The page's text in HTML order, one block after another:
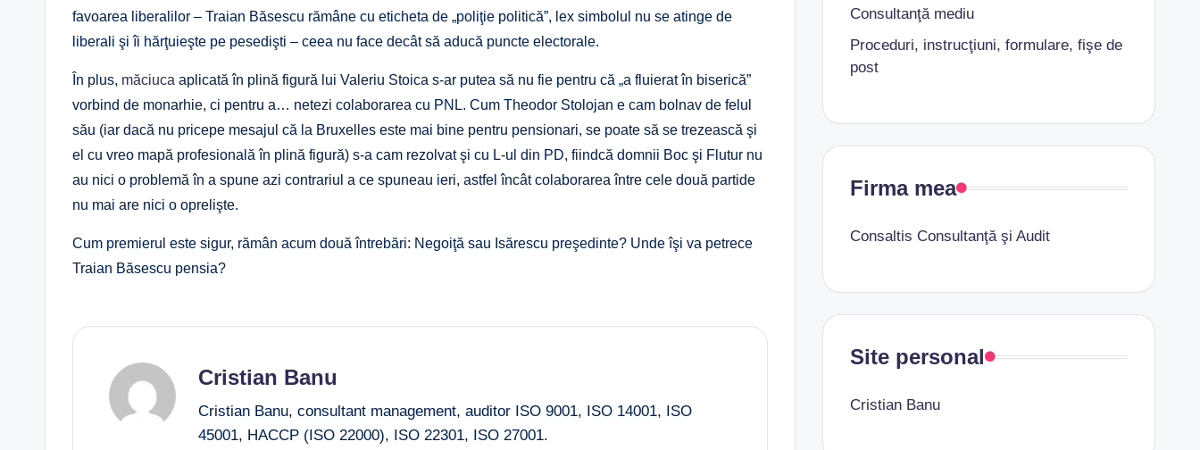
favoarea liberalilor – Traian Băsescu rămâne cu eticheta de „poliţie politică”, lex simbolul nu se atinge de
liberali şi îi hărţuieşte pe pesedişti – ceea nu face decât să aducă puncte electorale.
În plus, măciuca aplicată în plină figură lui Valeriu Stoica s-ar putea să nu fie pentru că „a fluierat în biserică”
vorbind de monarhie, ci pentru a… netezi colaborarea cu PNL. Cum Theodor Stolojan e cam bolnav de felul
său (iar dacă nu pricepe mesajul că la Bruxelles este mai bine pentru pensionari, se poate să se trezească şi
el cu vreo mapă profesională în plină figură) s-a cam rezolvat şi cu L-ul din PD, fiindcă domnii Boc şi Flutur nu
au nici o problemă în a spune azi contrariul a ce spuneau ieri, astfel încât colaborarea între cele două partide
nu mai are nici o oprelişte.
Cum premierul este sigur, rămân acum două întrebări: Negoiţă sau Isărescu preşedinte? Unde îşi va petrece
Traian Băsescu pensia?
Cristian Banu
Cristian Banu, consultant management, auditor ISO 9001, ISO 14001, ISO
45001, HACCP (ISO 22000), ISO 22301, ISO 27001.
Consultanţă mediu
Proceduri, instrucţiuni, formulare, fişe de
post
Firma mea
Consaltis Consultanţă şi Audit
Site personal
Cristian Banu